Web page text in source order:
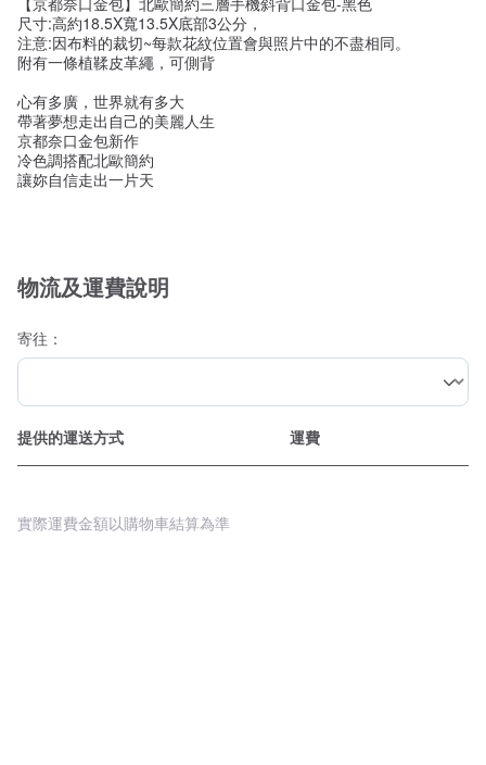
尺寸:高約18.5X寬13.5X底部3公分，
注意:因布料的裁切~每款花紋位置會與照片中的不盡相同。
附有一條植鞣皮革繩，可側背
心有多廣，世界就有多大
帶著夢想走出自己的美麗人生
京都奈口金包新作
冷色調搭配北歐簡約
讓妳自信走出一片天
物流及運費說明
寄往：
提供的運送方式 運費
實際運費金額以購物車結算為準